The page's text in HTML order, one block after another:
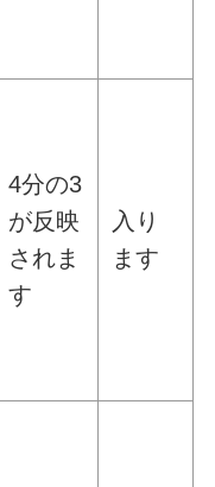
4分の3
が反映
されま
す
入り
ます